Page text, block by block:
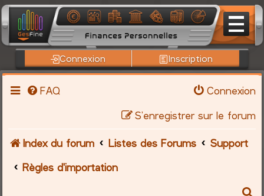
Connexion Inscription
FAQ
Connexion
S’enregistrer sur le forum
Index du forum Listes des Forums
Support
Règles d'importation